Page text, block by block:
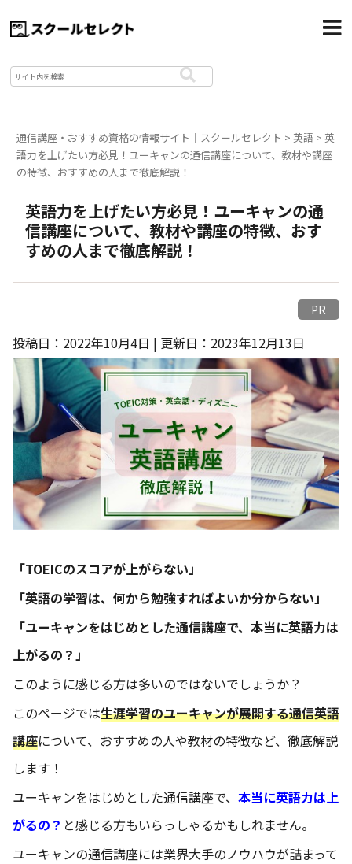
通信講座・おすすめ資格の情報サイト｜スクールセレクト >英語 >英
語力を上げたい方必見！ユーキャンの通信講座について、教材や講座
の特徴、おすすめの人まで徹底解説！
英語力を上げたい方必見！ユーキャンの通
信講座について、教材や講座の特徴、おす
すめの人まで徹底解説！
PR
投稿日：2022年10月4日 | 更新日：2023年12月13日
「TOEICのスコアが上がらない」
「英語の学習は、何から勉強すればよいか分からない」
「ユーキャンをはじめとした通信講座で、本当に英語力は
上がるの？」
このように感じる方は多いのではないでしょうか？
このページでは生涯学習のユーキャンが展開する通信英語
講座について、おすすめの人や教材の特徴など、徹底解説
します！
ユーキャンをはじめとした通信講座で、 本当に英語力は上
がるの？ と感じる方もいらっしゃるかもしれません。
ユーキャンの通信講座には業界大手のノウハウが詰まって